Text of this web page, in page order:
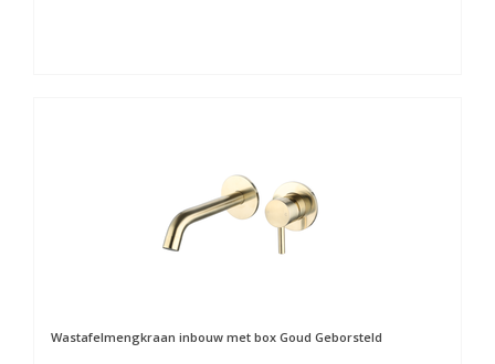
Wastafelmengkraan inbouw met box Goud Geborsteld